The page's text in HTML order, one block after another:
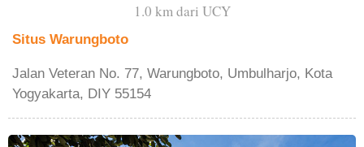
1.0 km dari UCY
Situs Warungboto
Jalan Veteran No. 77, Warungboto, Umbulharjo, Kota
Yogyakarta, DIY 55154